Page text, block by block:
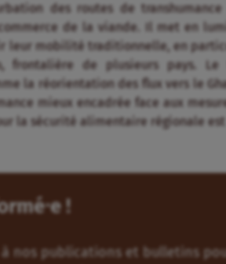
des routes de
de la viande. Il met en
leur mobilité traditionnelle, en
frontalière de plusieurs pays.
la réorientation des flux vers le
mieux encadrée face aux
la sécurité alimentaire régionale est
!
à nos publications et bulletins